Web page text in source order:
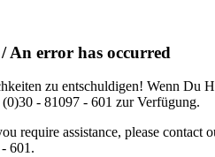
An error has occurred
zu entschuldigen! Wenn Du
- 81097 - 601 zur Verfügung.
require assistance, please contact
601.